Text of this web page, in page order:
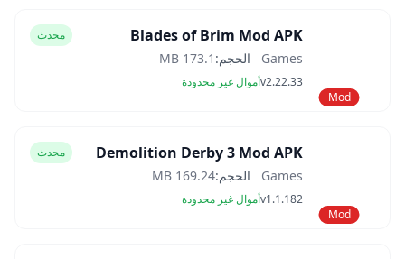
Mod
Blades of Brim Mod APK محدث
Games الحجم: 173.1 MB
v2.22.33أموال غير محدودة
Mod
Demolition Derby 3 Mod APK محدث
Games الحجم:169.24 MB
v1.1.182أموال غير محدودة